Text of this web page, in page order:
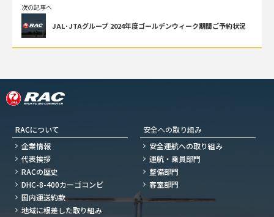
次の記事へ
JAL･JTAグループ 2024年度ゴールデンウィーク期間ご予約状況
RACについて
企業情報
代表挨拶
RACの歴史
DHC-8-400カーゴコンビ
国内運送約款
地域に根差した取り組み
安全への取り組み
安全運航への取り組み
運航・乗員部門
整備部門
客室部門